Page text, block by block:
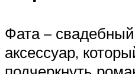
Фата –
аксессуар,